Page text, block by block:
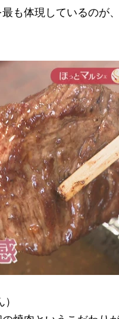
も体現しているのが